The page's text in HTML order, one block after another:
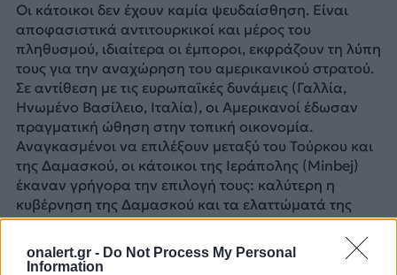
onalert.gr - Do Not Process My Personal
Information
Οι κάτοικοι δεν έχουν καμία ψευδαίσθηση. Είναι
αποφασιστικά αντιτουρκικοί και μέρος του
πληθυσμού, ιδιαίτερα οι έμποροι, εκφράζουν τη λύπη
τους για την αναχώρηση του αμερικανικού στρατού.
Σε αντίθεση με τις ευρωπαϊκές δυνάμεις (Γαλλία,
Ηνωμένο Βασίλειο, Ιταλία), οι Αμερικανοί έδωσαν
πραγματική ώθηση στην τοπική οικονομία.
Αναγκασμένοι να επιλέξουν μεταξύ του Τούρκου και
της Δαμασκού, οι κάτοικοι της Ιεράπολης (Minbej)
έκαναν γρήγορα την επιλογή τους: καλύτερη η
κυβέρνηση της Δαμασκού και τα ελαττώματά της
από το να υποβληθούν σε τουρκική κατοχή μέσω
ριζοσπαστικών και εξτρεμιστικών τοπικών
εκπροσώπων.